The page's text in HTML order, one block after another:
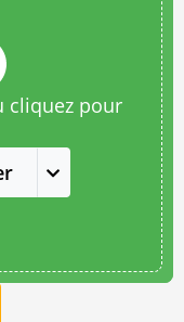
cliquez pour